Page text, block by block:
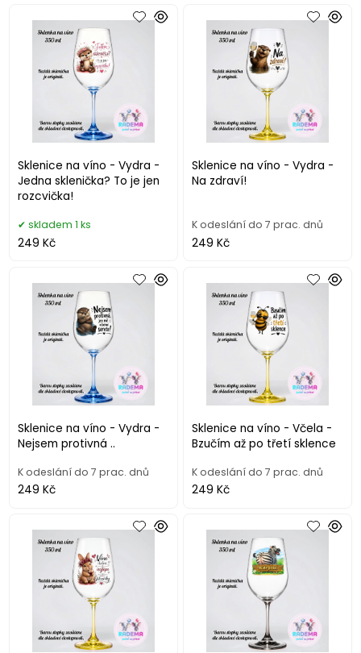
Sklenice na víno - Vydra -
Jedna sklenička? To je jen
rozcvička!
skladem 1 ks
249 Kč
Sklenice na víno - Vydra -
Na zdraví!
K odeslání do 7 prac. dnů
249 Kč
Sklenice na víno - Vydra -
Nejsem protivná ..
K odeslání do 7 prac. dnů
249 Kč
Sklenice na víno - Včela -
Bzučím až po třetí sklence
K odeslání do 7 prac. dnů
249 Kč